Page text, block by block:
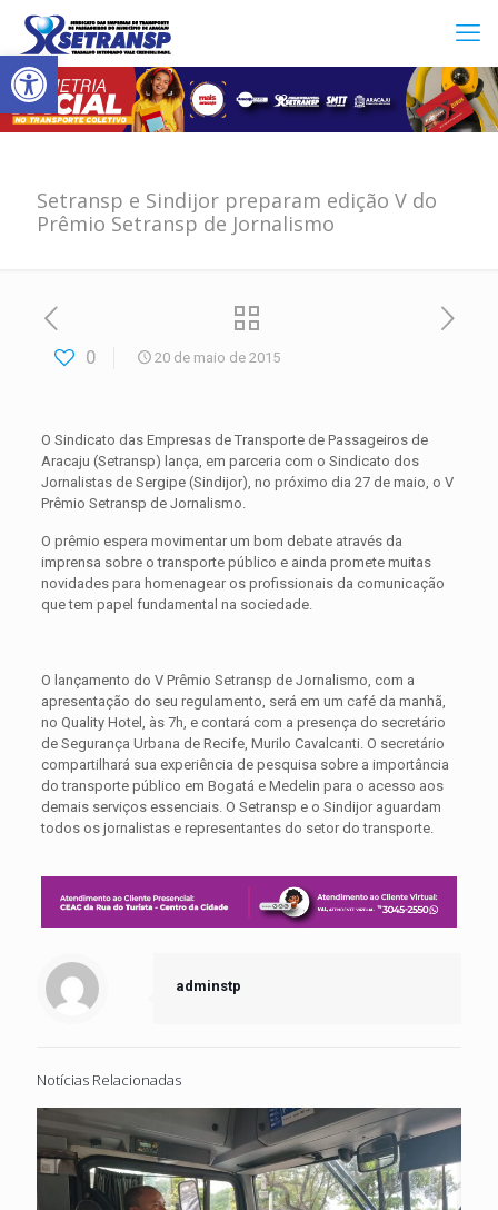
Abrir a barra de ferramentas
Setransp e Sindijor preparam edição V do
Prêmio Setransp de Jornalismo
0 20 de maio de 2015
O Sindicato das Empresas de Transporte de Passageiros de
Aracaju (Setransp) lança, em parceria com o Sindicato dos
Jornalistas de Sergipe (Sindijor), no próximo dia 27 de maio, o V
Prêmio Setransp de Jornalismo.
O prêmio espera movimentar um bom debate através da
imprensa sobre o transporte público e ainda promete muitas
novidades para homenagear os profissionais da comunicação
que tem papel fundamental na sociedade.
O lançamento do V Prêmio Setransp de Jornalismo, com a
apresentação do seu regulamento, será em um café da manhã,
no Quality Hotel, às 7h, e contará com a presença do secretário
de Segurança Urbana de Recife, Murilo Cavalcanti. O secretário
compartilhará sua experiência de pesquisa sobre a importância
do transporte público em Bogatá e Medelin para o acesso aos
demais serviços essenciais. O Setransp e o Sindijor aguardam
todos os jornalistas e representantes do setor do transporte.
adminstp
Notícias Relacionadas